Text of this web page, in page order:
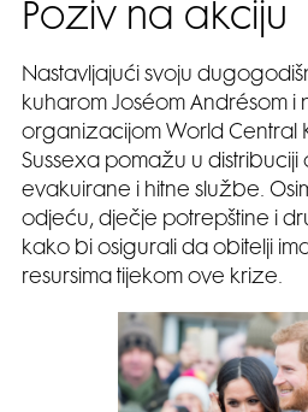
Poziv na akciju
Nastavljajući svoju
kuharom Joséom Andrésom i
organizacijom World Central
Sussexa pomažu u
evakuirane i hitne službe.
odjeću, dječje potrepštine i
kako bi osigurali da obitelji
resursima tijekom ove krize.